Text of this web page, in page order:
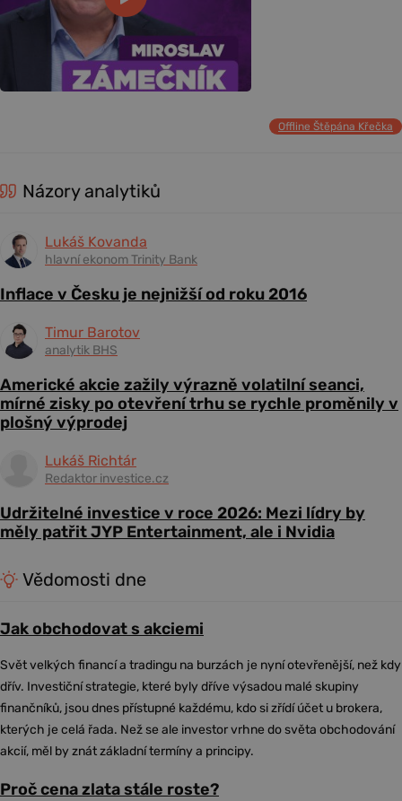
Offline Štěpána Křečka
Názory analytiků
Lukáš Kovanda
hlavní ekonom Trinity Bank
Inflace v Česku je nejnižší od roku 2016
Timur Barotov
analytik BHS
Americké akcie zažily výrazně volatilní seanci,
mírné zisky po otevření trhu se rychle proměnily v
plošný výprodej
Lukáš Richtár
Redaktor investice.cz
Udržitelné investice v roce 2026: Mezi lídry by
měly patřit JYP Entertainment, ale i Nvidia
Vědomosti dne
Jak obchodovat s akciemi
Svět velkých financí a tradingu na burzách je nyní otevřenější, než kdy
dřív. Investiční strategie, které byly dříve výsadou malé skupiny
finančníků, jsou dnes přístupné každému, kdo si zřídí účet u brokera,
kterých je celá řada. Než se ale investor vrhne do světa obchodování
akcií, měl by znát základní termíny a principy.
Proč cena zlata stále roste?